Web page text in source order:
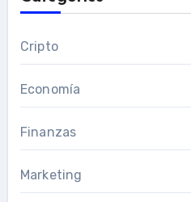
Cripto
Economía
Finanzas
Marketing